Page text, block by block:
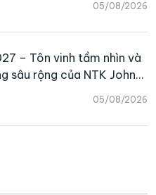
05/08/2026
05/08/2026
– Tôn vinh tầm nhìn và
sâu rộng của NTK John